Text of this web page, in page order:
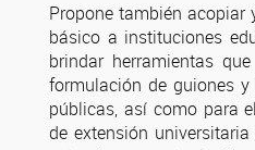
Propone también
básico a instituciones
brindar herramientas
formulación de guiones
públicas, así como para
de extensión